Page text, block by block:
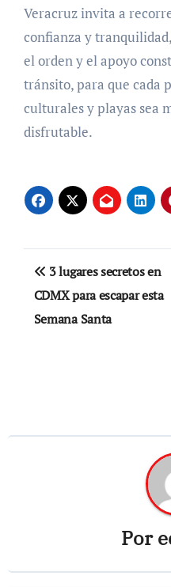
Veracruz invita a
confianza y
el orden y el apoyo
tránsito, para que cada
culturales y playas sea
disfrutable.
Navegación
de
entradas
3 lugares secretos en
CDMX para escapar esta
Semana Santa
Por